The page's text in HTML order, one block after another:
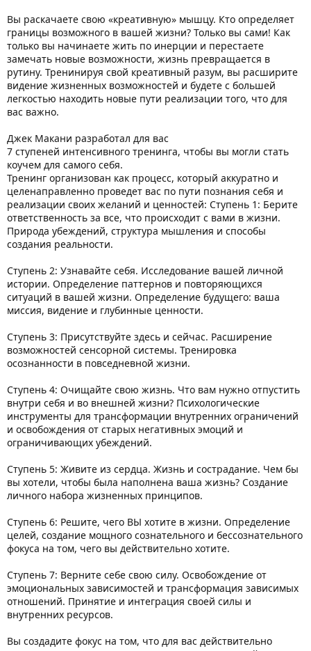
Вы раскачаете свою «креативную» мышцу. Кто определяет
границы возможного в вашей жизни? Только вы сами! Как
только вы начинаете жить по инерции и перестаете
замечать новые возможности, жизнь превращается в
рутину. Тренинируя свой креативный разум, вы расширите
видение жизненных возможностей и будете с большей
легкостью находить новые пути реализации того, что для
вас важно.
Джек Макани разработал для вас
7 ступеней интенсивного тренинга, чтобы вы могли стать
коучем для самого себя.
Тренинг организован как процесс, который аккуратно и
целенаправленно проведет вас по пути познания себя и
реализации своих желаний и ценностей: Ступень 1: Берите
ответственность за все, что происходит с вами в жизни.
Природа убеждений, структура мышления и способы
создания реальности.
Ступень 2: Узнавайте себя. Исследование вашей личной
истории. Определение паттернов и повторяющихся
ситуаций в вашей жизни. Определение будущего: ваша
миссия, видение и глубинные ценности.
Ступень 3: Присутствуйте здесь и сейчас. Расширение
возможностей сенсорной системы. Тренировка
осознанности в повседневной жизни.
Ступень 4: Очищайте свою жизнь. Что вам нужно отпустить
внутри себя и во внешней жизни? Психологические
инструменты для трансформации внутренних ограничений
и освобождения от старых негативных эмоций и
ограничивающих убеждений.
Ступень 5: Живите из сердца. Жизнь и сострадание. Чем бы
вы хотели, чтобы была наполнена ваша жизнь? Создание
личного набора жизненных принципов.
Ступень 6: Решите, чего ВЫ хотите в жизни. Определение
целей, создание мощного сознательного и бессознательного
фокуса на том, чего вы действительно хотите.
Ступень 7: Верните себе свою силу. Освобождение от
эмоциональных зависимостей и трансформация зависимых
отношений. Принятие и интеграция своей силы и
внутренних ресурсов.
Вы создадите фокус на том, что для вас действительно